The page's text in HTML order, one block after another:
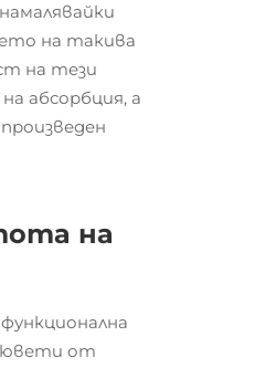
на такива
на тези
абсорбция, а
на
от